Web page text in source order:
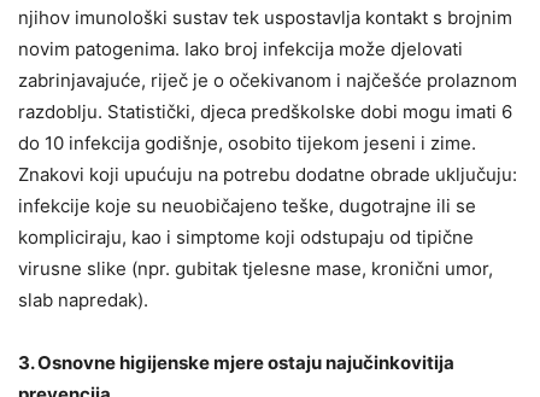
njihov imunološki sustav tek uspostavlja kontakt s brojnim
novim patogenima. Iako broj infekcija može djelovati
zabrinjavajuće, riječ je o očekivanom i najčešće prolaznom
razdoblju. Statistički, djeca predškolske dobi mogu imati 6
do 10 infekcija godišnje, osobito tijekom jeseni i zime.
Znakovi koji upućuju na potrebu dodatne obrade uključuju:
infekcije koje su neuobičajeno teške, dugotrajne ili se
kompliciraju, kao i simptome koji odstupaju od tipične
virusne slike (npr. gubitak tjelesne mase, kronični umor,
slab napredak).
3. Osnovne higijenske mjere ostaju najučinkovitija